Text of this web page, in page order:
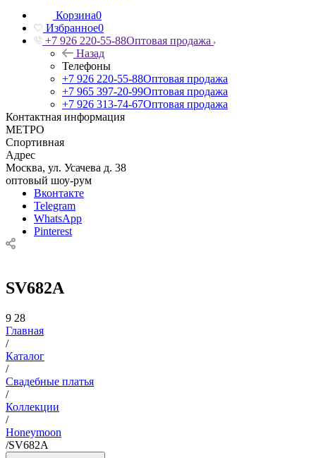
Корзина0
Избранное0
+7 926 220-55-88Оптовая продажа
Назад
Телефоны
+7 926 220-55-88Оптовая продажа
+7 965 397-20-99Оптовая продажа
+7 926 313-74-67Оптовая продажа
Контактная информация
МЕТРО
Спортивная
Адрес
Москва, ул. Усачева д. 38
оптовый шоу-рум
Вконтакте
Telegram
WhatsApp
Pinterest
SV682A
9 28
Главная
/
Каталог
/
Свадебные платья
/
Коллекции
/
Honeymoon
/SV682A